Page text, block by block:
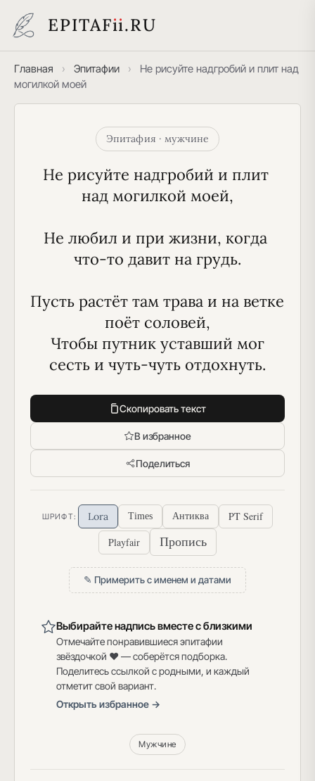
EPITAFii.RU
Главная › Эпитафии ›
Не рисуйте надгробий и плит над
могилкой моей
Эпитафия · мужчине
Не рисуйте надгробий и плит
над могилкой моей,
Не любил и при жизни, когда
что-то давит на грудь.
Пусть растёт там трава и на ветке
поёт соловей,
сесть и чуть-чуть отдохнуть.
Скопировать текст
В избранное
Поделиться
ШРИФТ: Lora Times Антиква
PT Serif
Playfair
Пропись
✎ Примерить с именем и датами
Выбирайте надпись вместе с близкими
Отмечайте понравившиеся эпитафии
звёздочкой ♥ — соберётся подборка.
Поделитесь ссылкой с родными, и каждый
отметит свой вариант.
Открыть избранное →
Мужчине